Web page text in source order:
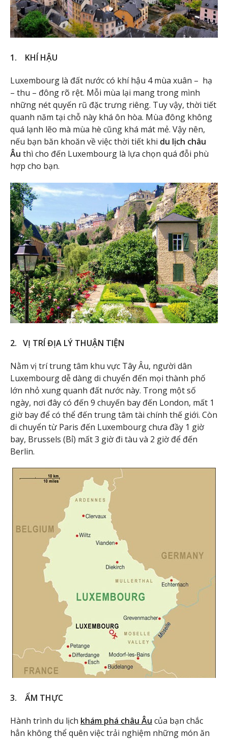
1. KHÍ HẬU
Luxembourg là đất nước có khí hậu 4 mùa xuân – hạ
– thu – đông rõ rệt. Mỗi mùa lại mang trong mình
những nét quyến rũ đặc trưng riêng. Tuy vậy, thời tiết
quanh năm tại chỗ này khá ôn hòa. Mùa đông không
quá lạnh lẽo mà mùa hè cũng khá mát mẻ. Vậy nên,
nếu bạn băn khoăn về việc thời tiết khi du lịch châu
Âu thì cho đến Luxembourg là lựa chọn quá đỗi phù
hợp cho bạn.
2. VỊ TRÍ ĐỊA LÝ THUẬN TIỆN
Nằm vị trí trung tâm khu vực Tây Âu, người dân
Luxembourg dễ dàng di chuyển đến mọi thành phố
lớn nhỏ xung quanh đất nước này. Trong một số
ngày, nơi đây có đến 9 chuyến bay đến London, mất 1
giờ bay để có thể đến trung tâm tài chính thế giới. Còn
di chuyển từ Paris đến Luxembourg chưa đầy 1 giờ
bay, Brussels (Bỉ) mất 3 giờ đi tàu và 2 giờ để đến
Berlin.
3. ẨM THỰC
Hành trình du lịch khám phá châu Âu của bạn chắc
hẳn không thể quên việc trải nghiệm những món ăn